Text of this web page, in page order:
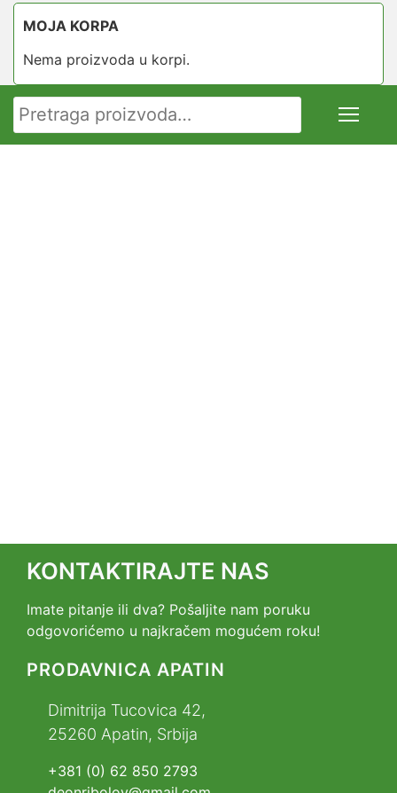
MOJA KORPA
Nema proizvoda u korpi.
Pretraga za:
KONTAKTIRAJTE NAS
Imate pitanje ili dva? Pošaljite nam poruku
odgovorićemo u najkračem mogućem roku!
PRODAVNICA APATIN
Dimitrija Tucovica 42,
25260 Apatin, Srbija
+381 (0) 62 850 2793